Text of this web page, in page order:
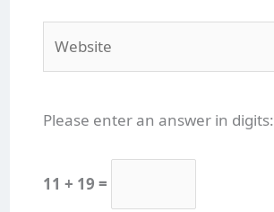
Please enter an answer in digits:
11 + 19 =